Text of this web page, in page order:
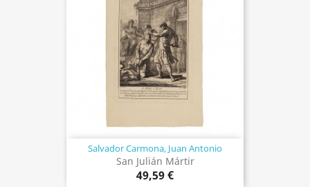
Salvador Carmona, Juan Antonio
San Julián Mártir
49,59 €